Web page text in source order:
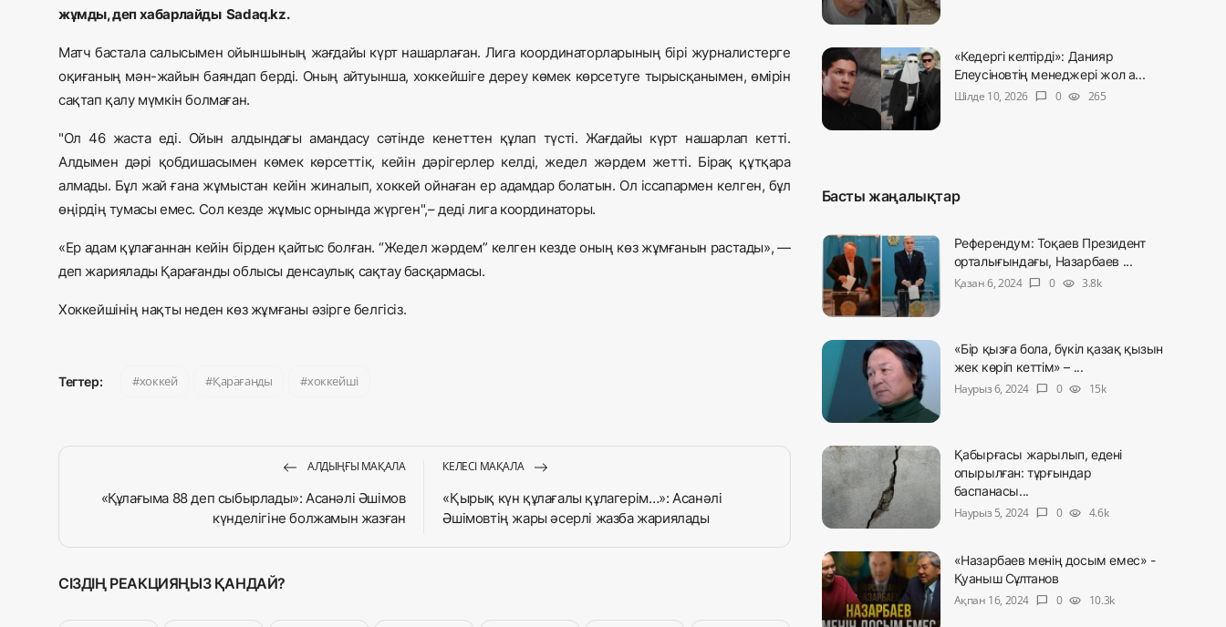
жұмды, деп хабарлайды Sadaq.kz.
Матч бастала салысымен ойыншының жағдайы күрт нашарлаған. Лига координаторларының бірі журналистерге
оқиғаның мән-жайын баяндап берді. Оның айтуынша, хоккейшіге дереу көмек көрсетуге тырысқанымен, өмірін
сақтап қалу мүмкін болмаған.
"Ол 46 жаста еді. Ойын алдындағы амандасу сәтінде кенеттен құлап түсті. Жағдайы күрт нашарлап кетті.
Алдымен дәрі қобдишасымен көмек көрсеттік, кейін дәрігерлер келді, жедел жәрдем жетті. Бірақ құтқара
алмады. Бұл жай ғана жұмыстан кейін жиналып, хоккей ойнаған ер адамдар болатын. Ол іссапармен келген, бұл
өңірдің тумасы емес. Сол кезде жұмыс орнында жүрген",– деді лига координаторы.
«Ер адам құлағаннан кейін бірден қайтыс болған. “Жедел жәрдем” келген кезде оның көз жұмғанын растады», —
деп жариялады Қарағанды облысы денсаулық сақтау басқармасы.
Хоккейшінің нақты неден көз жұмғаны әзірге белгісіз.
Тегтер: хоккей Қарағанды хоккейші
АЛДЫҢҒЫ МАҚАЛА
«Құлағыма 88 деп сыбырлады»: Асанәлі Әшімов
күнделігіне болжамын жазған
КЕЛЕСІ МАҚАЛА
«Қырық күн құлағалы құлагерім…»: Асанәлі
Әшімовтің жары әсерлі жазба жариялады
СІЗДІҢ РЕАКЦИЯҢЫЗ ҚАНДАЙ?
«Кедергі келтірді»: Данияр
Елеусіновтің менеджері жол а...
Шілде 10, 2026
chat_bubble 0 visibility 265
Басты жаңалықтар
Референдум: Тоқаев Президент
орталығындағы, Назарбаев ...
Қазан 6, 2024 chat_bubble 0 visibility 3.8k
«Бір қызға бола, бүкіл қазақ қызын
жек көріп кеттім» – ...
Наурыз 6, 2024
chat_bubble 0 visibility 15k
Қабырғасы жарылып, едені
опырылған: тұрғындар
баспанасы...
Наурыз 5, 2024
chat_bubble 0 visibility 4.6k
«Назарбаев менің досым емес» -
Қуаныш Сұлтанов
Ақпан 16, 2024
chat_bubble 0 visibility 10.3k